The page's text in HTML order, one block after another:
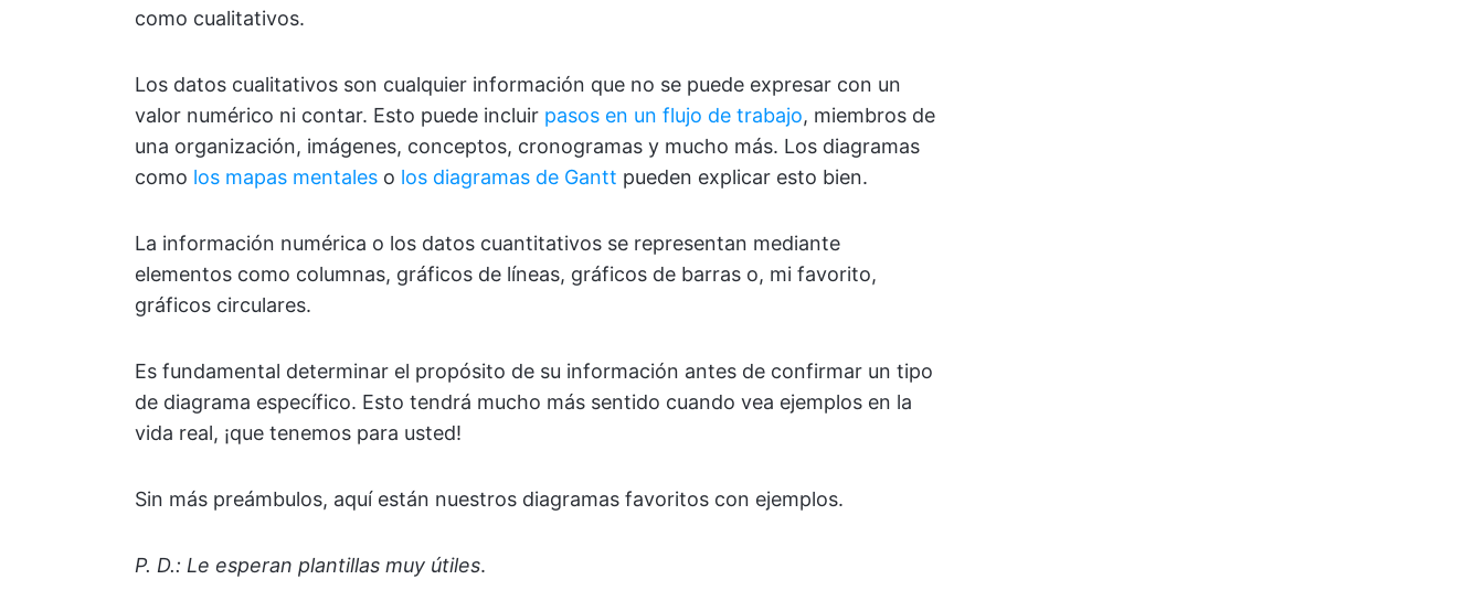
como cualitativos.
Los datos cualitativos son cualquier información que no se puede expresar con un
valor numérico ni contar. Esto puede incluir pasos en un flujo de trabajo, miembros de
una organización, imágenes, conceptos, cronogramas y mucho más. Los diagramas
como los mapas mentales o los diagramas de Gantt pueden explicar esto bien.
La información numérica o los datos cuantitativos se representan mediante
elementos como columnas, gráficos de líneas, gráficos de barras o, mi favorito,
gráficos circulares.
Es fundamental determinar el propósito de su información antes de confirmar un tipo
de diagrama específico. Esto tendrá mucho más sentido cuando vea ejemplos en la
vida real, ¡que tenemos para usted!
Sin más preámbulos, aquí están nuestros diagramas favoritos con ejemplos.
P. D.: Le esperan plantillas muy útiles.